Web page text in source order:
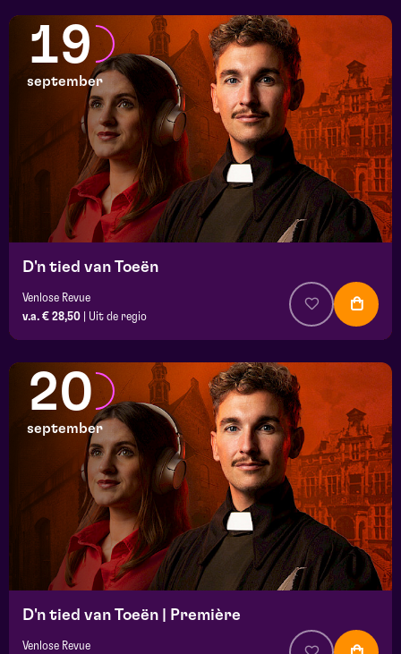
19
september
D'n tied van Toeën
Venlose Revue
v.a. € 28,50
Uit de regio
20
september
D'n tied van Toeën | Première
Venlose Revue